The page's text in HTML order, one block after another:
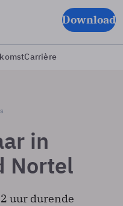
Download
Carrière
in
Nortel
uur durende